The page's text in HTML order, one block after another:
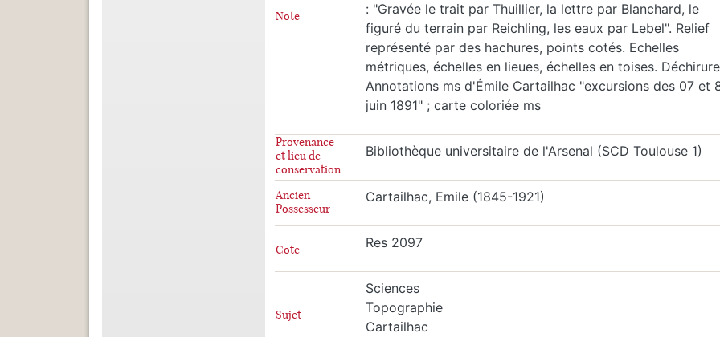
Note
: "Gravée le trait par Thuillier, la lettre par Blanchard, le
figuré du terrain par Reichling, les eaux par Lebel". Relief
représenté par des hachures, points cotés. Echelles
métriques, échelles en lieues, échelles en toises.
Annotations ms d'Émile Cartailhac "excursions des 07 et
juin 1891" ; carte coloriée ms
Provenance
et lieu de
conservation
Bibliothèque universitaire de l'Arsenal (SCD Toulouse 1)
Ancien
Possesseur
Cartailhac, Emile (1845-1921)
Cote Res 2097
Sujet
Sciences
Topographie
Cartailhac